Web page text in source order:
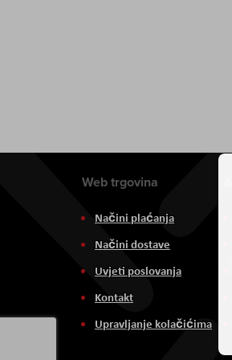
Web trgovina
Načini plaćanja
Načini dostave
Uvjeti poslovanja
Kontakt
Upravljanje kolačićima